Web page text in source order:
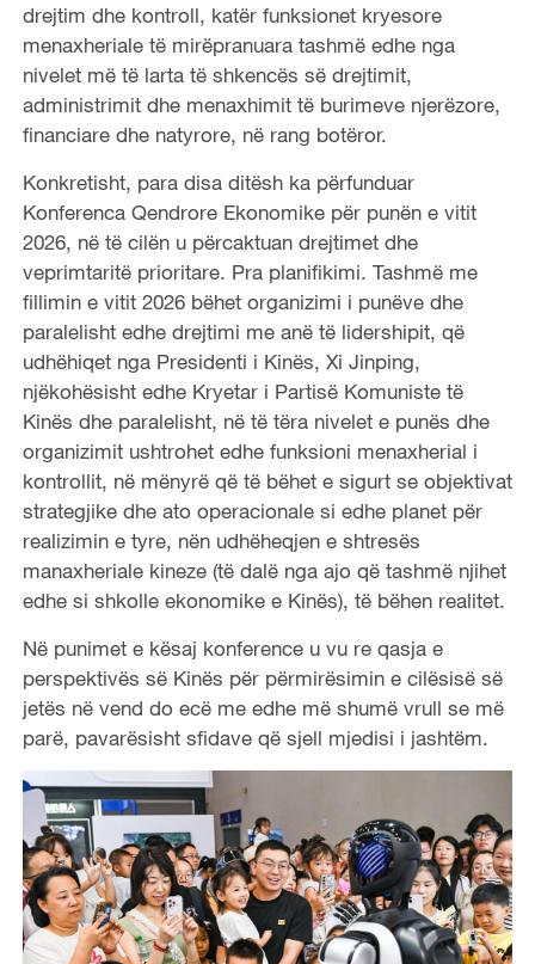
drejtim dhe kontroll, katër funksionet kryesore
menaxheriale të mirëpranuara tashmë edhe nga
nivelet më të larta të shkencës së drejtimit,
administrimit dhe menaxhimit të burimeve njerëzore,
financiare dhe natyrore, në rang botëror.
Konkretisht, para disa ditësh ka përfunduar
Konferenca Qendrore Ekonomike për punën e vitit
2026, në të cilën u përcaktuan drejtimet dhe
veprimtaritë prioritare. Pra planifikimi. Tashmë me
fillimin e vitit 2026 bëhet organizimi i punëve dhe
paralelisht edhe drejtimi me anë të lidershipit, që
udhëhiqet nga Presidenti i Kinës, Xi Jinping,
njëkohësisht edhe Kryetar i Partisë Komuniste të
Kinës dhe paralelisht, në të tëra nivelet e punës dhe
organizimit ushtrohet edhe funksioni menaxherial i
kontrollit, në mënyrë që të bëhet e sigurt se objektivat
strategjike dhe ato operacionale si edhe planet për
realizimin e tyre, nën udhëheqjen e shtresës
manaxheriale kineze (të dalë nga ajo që tashmë njihet
edhe si shkolle ekonomike e Kinës), të bëhen realitet.
Në punimet e kësaj konference u vu re qasja e
perspektivës së Kinës për përmirësimin e cilësisë së
jetës në vend do ecë me edhe më shumë vrull se më
parë, pavarësisht sfidave që sjell mjedisi i jashtëm.